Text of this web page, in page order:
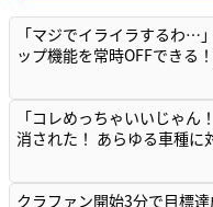
「マジでイライラするわ…
ップ機能を常時OFFできる
「コレめっちゃいいじゃん
消された！ あらゆる車種
クラファン開始3分で目標